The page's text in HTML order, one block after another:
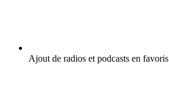
Ajout de radios et podcasts en favoris